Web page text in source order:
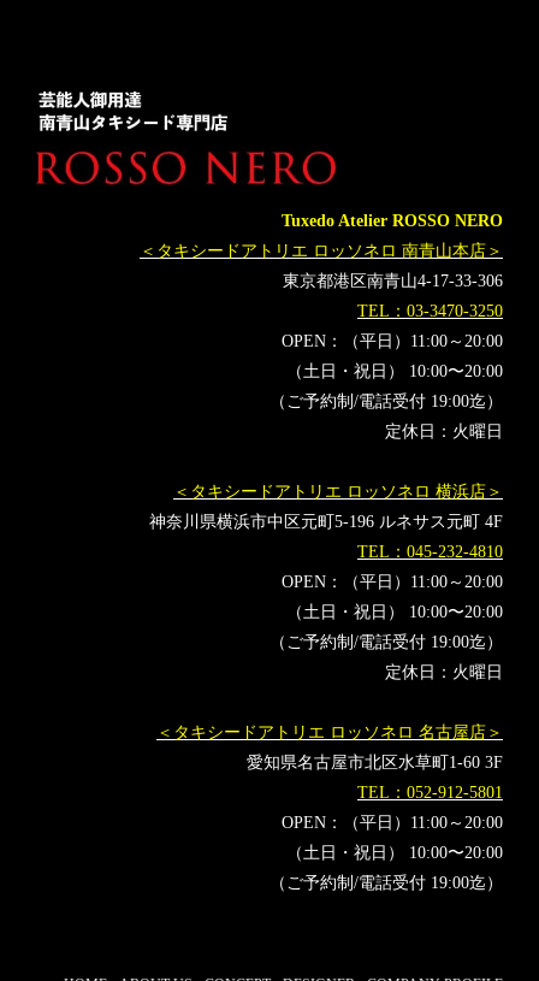
Tuxedo Atelier ROSSO NERO
＜タキシードアトリエ ロッソネロ 南青山本店＞
東京都港区南青山4-17-33-306
TEL：03-3470-3250
OPEN：（平日）11:00～20:00
（土日・祝日） 10:00〜20:00
（ご予約制/電話受付 19:00迄）
定休日：火曜日
＜タキシードアトリエ ロッソネロ 横浜店＞
神奈川県横浜市中区元町5-196 ルネサス元町 4F
TEL：045-232-4810
OPEN：（平日）11:00～20:00
（土日・祝日） 10:00〜20:00
（ご予約制/電話受付 19:00迄）
定休日：火曜日
＜タキシードアトリエ ロッソネロ 名古屋店＞
愛知県名古屋市北区水草町1-60 3F
TEL：052-912-5801
OPEN：（平日）11:00～20:00
（土日・祝日） 10:00〜20:00
（ご予約制/電話受付 19:00迄）